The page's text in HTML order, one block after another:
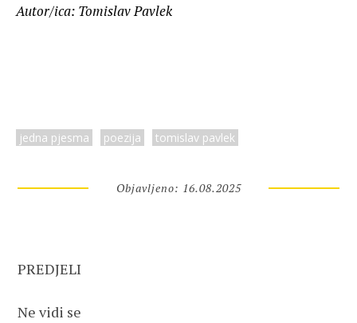
Autor/ica: Tomislav Pavlek
jedna pjesma poezija tomislav pavlek
Objavljeno: 16.08.2025
PREDJELI
Ne vidi se